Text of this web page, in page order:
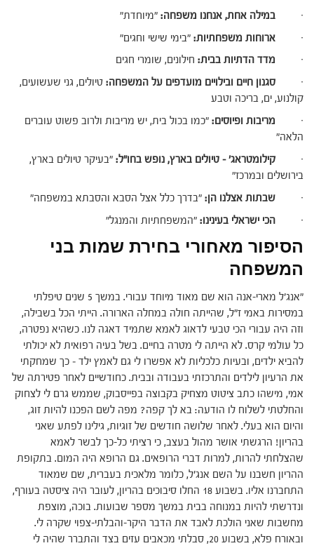
· במילה אחת, אנחנו משפחה: "מיוחדת"
· ארוחות משפחתיות: "בימי שישי וחגים"
· מדד הדתיות בבית: חילונים, שומרי חגים
· סגנון חיים ובילויים מועדפים על המשפחה: טיולים, גני שעשועים,
קולנוע, ים, בריכה וטבע
· מריבות ופיוסים: "כמו בכול בית, יש מריבות ולרוב פשוט עוברים
הלאה"
· קילומטראג' – טיולים בארץ, נופש בחו"ל: "בעיקר טיולים בארץ,
בירושלים ובמרכז"
· שבתות אצלנו הן: "בדרך כלל אצל הסבא והסבתא במשפחה"
· הכי ישראלי בעינינו: "המשפחתיות והמנגל"
הסיפור מאחורי בחירת שמות בני
המשפחה
"אנג׳ל מארי-אנה הוא שם מאוד מיוחד עבורי. במשך 5 שנים טיפלתי
במסירות באמי ז"ל, שהייתה חולה במחלה הארורה. הייתי הכל בשבילה,
וזה היה עבורי הכי טבעי לדאוג לאמא שתמיד דאגה לנו. כשהיא נפטרה,
כל עולמי קרס. לא הייתה לי מטרה בחיים. בשל בעיה רפואית לא יכולתי
להביא ילדים, ובעיות כלכליות לא אפשרו לי גם לאמץ ילד – כך שמחקתי
את הרעיון לילדים והתרכזתי בעבודה ובבית. כחודשיים לאחר פטירתה של
אמי, מישהו כתב ציטוט מצחיק בקבוצה בפייסבוק, שממש גרם לי לצחוק
והחלטתי לשלוח לו הודעה: בא לך קפה? מפה לשם הפכנו להיות זוג,
והיום הוא בעלי. לאחר שלושה חודשים של זוגיות, גילינו לפתע שאני
בהריון! הרגשתי אושר מהול בעצב, כי רציתי כל-כך לבשר לאמא
שהצלחתי להרות, למרות דברי הרופאים. גם הרופא היה המום. בתקופת
ההריון חשבנו על השם אנג'ל, כלומר מלאכית בעברית, שם שמאוד
התחברנו אליו. בשבוע 18 החלו סיבוכים בהריון, לעובר היה ציסטה בעורף,
ונדרשתי להיות במנוחה בבית במשך מספר שבועות. בוכה, מוצפת
מחשבות שאני הולכת לאבד את הדבר היקר-והבלתי-צפוי שקרה לי.
ובאורח פלא, בשבוע 20, סבלתי מכאבים עזים בצד והתברר שהיה לי